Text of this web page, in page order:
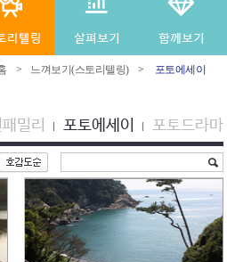
> 느껴보기(스토리텔링) > 포토에세이
밀리 포토에세이 포토드라마